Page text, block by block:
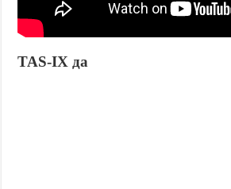
TAS-IX да